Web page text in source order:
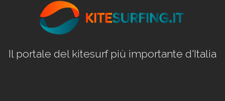
Il portale del kitesurf più importante d'Italia